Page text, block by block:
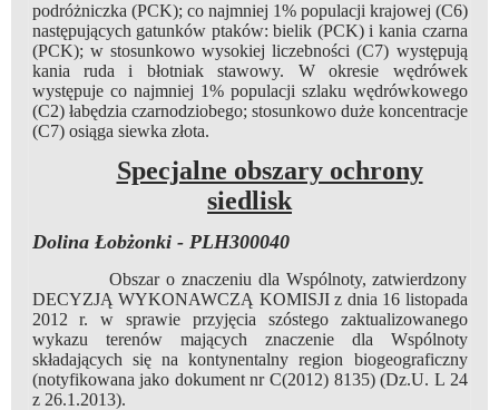
podróżniczka (PCK); co najmniej 1% populacji krajowej (C6)
następujących gatunków ptaków: bielik (PCK) i kania czarna
(PCK); w stosunkowo wysokiej liczebności (C7) występują
kania ruda i błotniak stawowy. W okresie wędrówek
występuje co najmniej 1% populacji szlaku wędrówkowego
(C2) łabędzia czarnodziobego; stosunkowo duże koncentracje
(C7) osiąga siewka złota.
Specjalne obszary ochrony
siedlisk
Dolina Łobżonki - PLH300040
Obszar o znaczeniu dla Wspólnoty, zatwierdzony
DECYZJĄ WYKONAWCZĄ KOMISJI z dnia 16 listopada
2012 r. w sprawie przyjęcia szóstego zaktualizowanego
wykazu terenów mających znaczenie dla Wspólnoty
składających się na kontynentalny region biogeograficzny
(notyfikowana jako dokument nr C(2012) 8135) (Dz.U. L 24
z 26.1.2013).